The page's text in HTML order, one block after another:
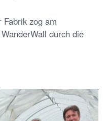
zog am
durch die